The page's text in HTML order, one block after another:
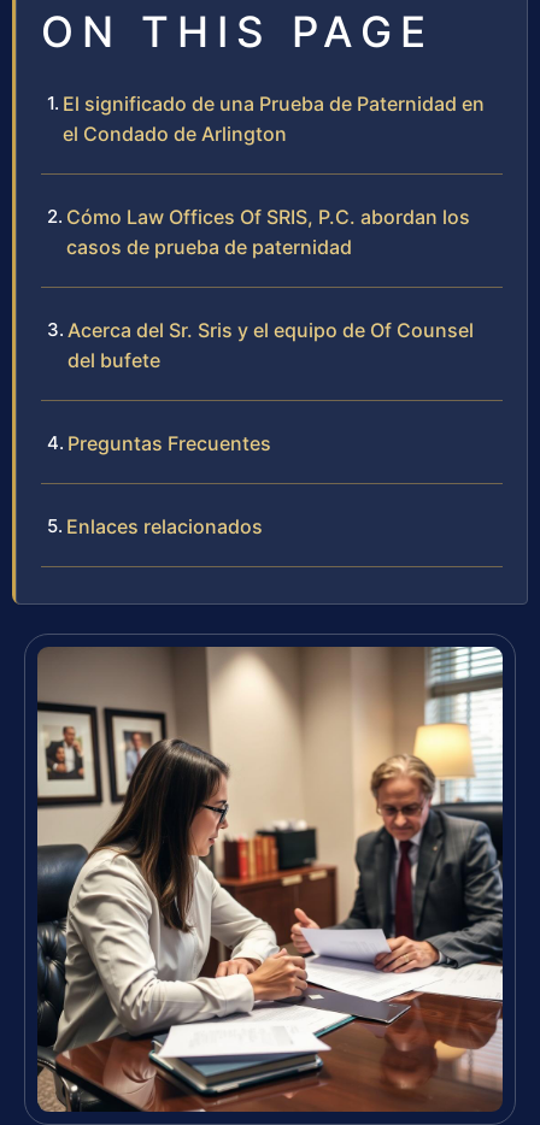
ON THIS PAGE
El significado de una Prueba de Paternidad en
el Condado de Arlington
Cómo Law Offices Of SRIS, P.C. abordan los
casos de prueba de paternidad
Acerca del Sr. Sris y el equipo de Of Counsel
del bufete
Preguntas Frecuentes
Enlaces relacionados